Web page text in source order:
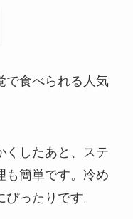
で食べられる人気
くしたあと、ステ
も簡単です。冷め
ったりです。